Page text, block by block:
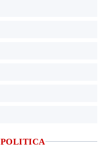
POLITICA